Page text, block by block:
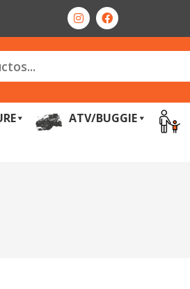
ATV/BUGGIE